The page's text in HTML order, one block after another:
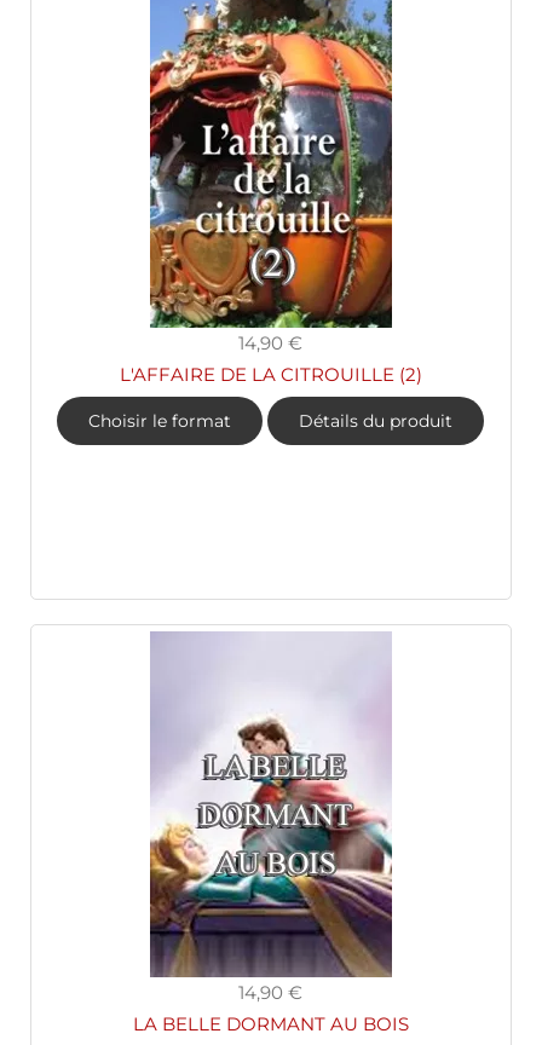
14,90 €
L'AFFAIRE DE LA CITROUILLE (2)
Choisir le format Détails du produit
14,90 €
LA BELLE DORMANT AU BOIS